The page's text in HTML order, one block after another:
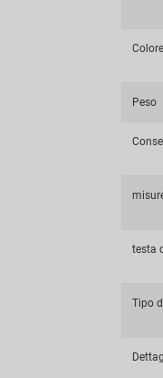
Colore
Peso
testa
Tipo